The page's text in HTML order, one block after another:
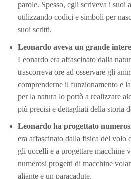
parole. Spesso, egli scriveva i suoi
utilizzando codici e simboli per
suoi scritti.
Leonardo aveva un grande
Leonardo era affascinato dalla
trascorreva ore ad osservare gli
comprenderne il funzionamento e
per la natura lo portò a realizzare
più precisi e dettagliati della storia
Leonardo ha progettato
era affascinato dalla fisica del volo
gli uccelli e a progettare macchine
numerosi progetti di macchine
aliante e un paracadute.